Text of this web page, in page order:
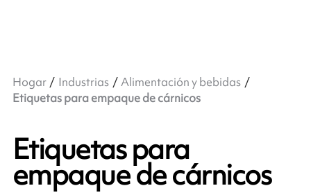
Hogar Industrias
Alimentación y bebidas
Etiquetas para empaque de cárnicos
Etiquetas para
empaque de cárnicos